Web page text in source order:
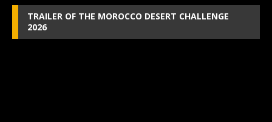
TRAILER OF THE MOROCCO DESERT CHALLENGE
2026